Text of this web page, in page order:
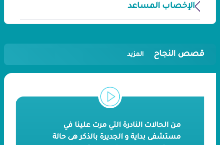
الإخصاب المساعد
قصص النجاح المزيد
من الحالات النادرة التي مرت علينا في
مستشفى بداية و الجديرة بالذكر هى حالة